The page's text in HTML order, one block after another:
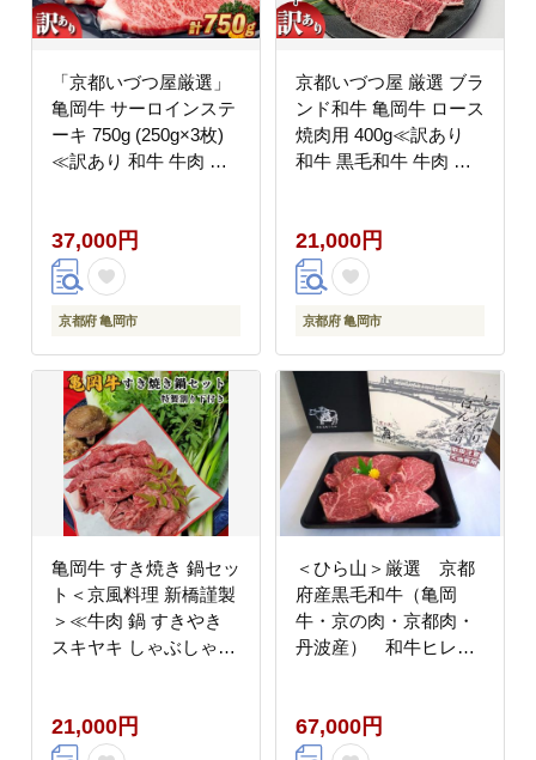
「京都いづつ屋厳選」
亀岡牛 サーロインステ
ーキ 750g (250g×3枚)
≪訳あり 和牛 牛肉 冷
37,000円
京都府 亀岡市
京都いづつ屋 厳選 ブラ
ンド和牛 亀岡牛 ロース
焼肉用 400g≪訳あり
和牛 黒毛和牛 牛肉 冷
21,000円
京都府 亀岡市
亀岡牛 すき焼き 鍋セッ
ト＜京風料理 新橋謹製
＞≪牛肉 鍋 すきやき
スキヤキ しゃぶしゃぶ
可 ※北海道・沖縄・離
島への配送不可
21,000円
＜ひら山＞厳選 京都
府産黒毛和牛（亀岡
牛・京の肉・京都肉・
丹波産） 和牛ヒレス
67,000円